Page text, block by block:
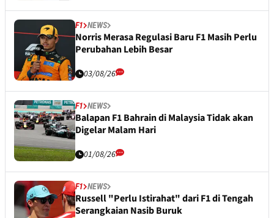
F1 NEWS
Norris Merasa Regulasi Baru F1 Masih Perlu
Perubahan Lebih Besar
03/08/26
F1 NEWS
Balapan F1 Bahrain di Malaysia Tidak akan
Digelar Malam Hari
01/08/26
F1 NEWS
Russell "Perlu Istirahat" dari F1 di Tengah
Serangkaian Nasib Buruk